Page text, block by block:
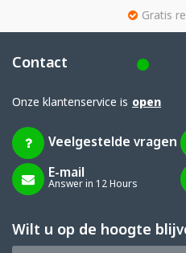
Gratis
Contact
Onze klantenservice is open
Veelgestelde vragen
E-mail
Answer in 12 Hours
Wilt u op de hoogte